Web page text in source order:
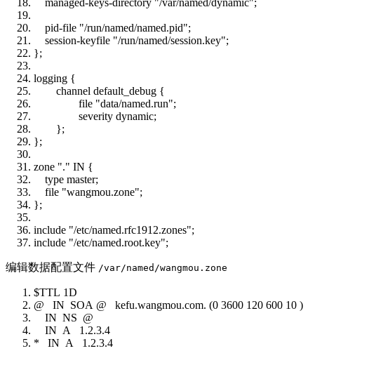
managed-keys-directory "/var/named/dynamic";
pid-file "/run/named/named.pid";
session-keyfile "/run/named/session.key";
};
logging {
channel default_debug {
file "data/named.run";
severity dynamic;
};
};
zone "." IN {
type master;
file "wangmou.zone";
};
include "/etc/named.rfc1912.zones";
include "/etc/named.root.key";
编辑数据配置文件 /var/named/wangmou.zone
$TTL 1D
@ IN SOA @ kefu.wangmou.com. (0 3600 120 600 10 )
IN NS @
IN A 1.2.3.4
* IN A 1.2.3.4